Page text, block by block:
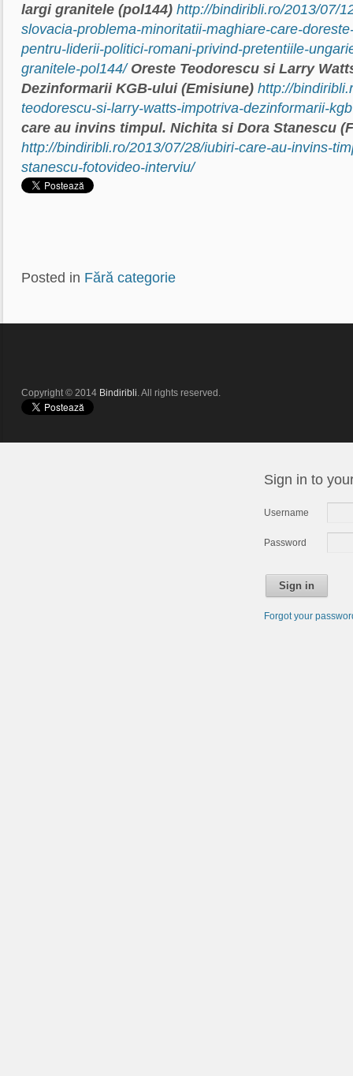
largi granitele (pol144) http://bindiribli.ro/2013/07/
slovacia-problema-minoritatii-maghiare-care-
pentru-liderii-politici-romani-privind-pretentiile-
granitele-pol144/ Oreste Teodorescu si Larry
Dezinformarii KGB-ului (Emisiune) http://
teodorescu-si-larry-watts-impotriva-dezinformarii-
care au invins timpul. Nichita si Dora Stanescu
http://bindiribli.ro/2013/07/28/iubiri-care-au-invins-
stanescu-fotovideo-interviu/
Posted in Fără categorie
Copyright © 2014 Bindiribli. All rights reserved.
Sign in to
Username
Password
Sign in
Forgot your